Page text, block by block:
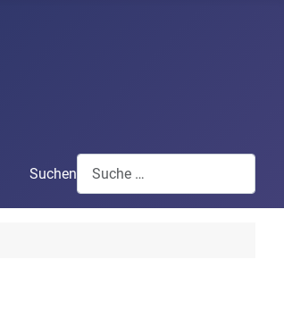
Suchen